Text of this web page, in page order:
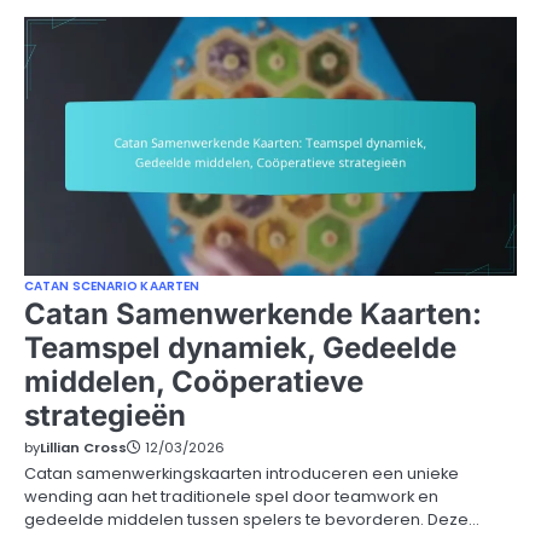
CATAN SCENARIO KAARTEN
Catan Samenwerkende Kaarten:
Teamspel dynamiek, Gedeelde
middelen, Coöperatieve
strategieën
byLillian Cross 12/03/2026
Catan samenwerkingskaarten introduceren een unieke
wending aan het traditionele spel door teamwork en
gedeelde middelen tussen spelers te bevorderen. Deze…